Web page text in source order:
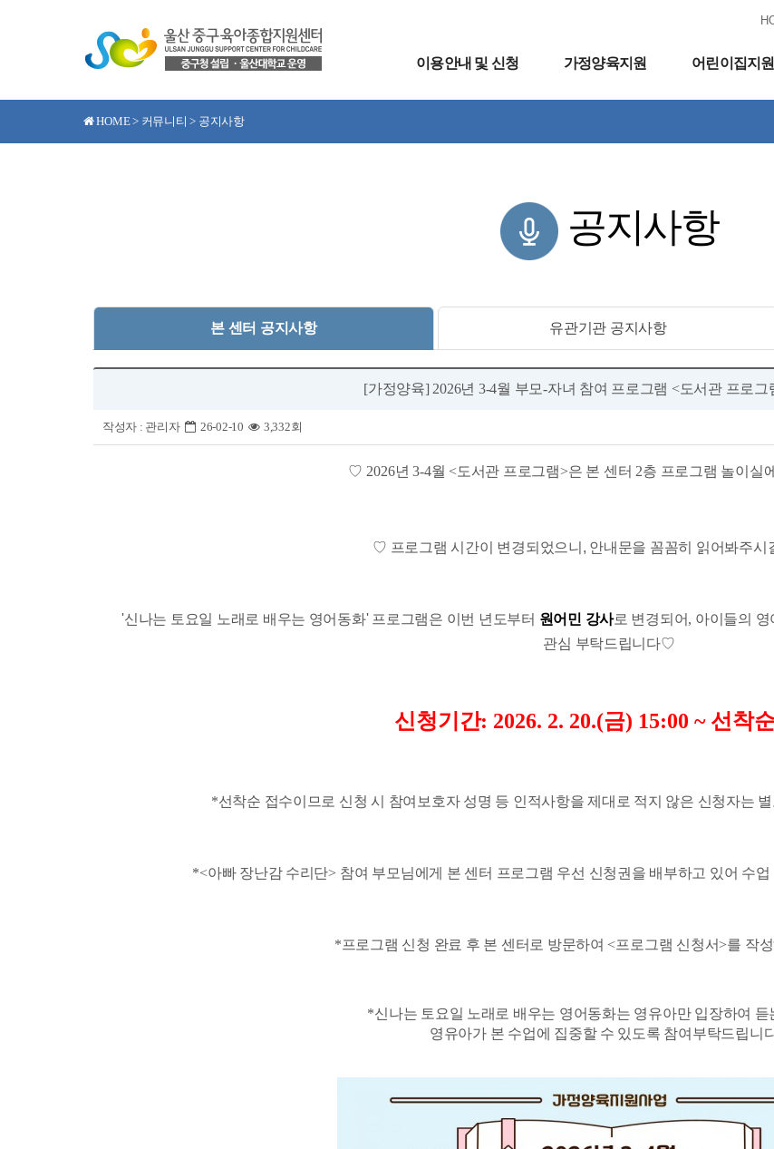
이용안내 및 신청 가정양육지원 어린이집지원
HOME > 커뮤니티 > 공지사항
공지사항
본 센터 공지사항 유관기관 공지사항
[가정양육] 2026년 3-4월 부모-자녀 참여 프로그램 <도서관 프로그
작성자 : 관리자 26-02-10 3,332회
♡ 2026년 3-4월 <도서관 프로그램>은 본 센터 2층 프로그램 놀이실
♡ 프로그램 시간이 변경되었으니, 안내문을 꼼꼼히 읽어봐주시
'신나는 토요일 노래로 배우는 영어동화' 프로그램은 이번 년도부터 원어민 강사로 변경되어, 아이들의
관심 부탁드립니다♡
신청기간: 2026. 2. 20.(금) 15:00 ~ 선착
*선착순 접수이므로 신청 시 참여보호자 성명 등 인적사항을 제대로 적지 않은 신청자는
*<아빠 장난감 수리단> 참여 부모님에게 본 센터 프로그램 우선 신청권을 배부하고 있어 수
*프로그램 신청 완료 후 본 센터로 방문하여 <프로그램 신청서>를 작
*신나는 토요일 노래로 배우는 영어동화는 영유아만 입장하여 듣
영유아가 본 수업에 집중할 수 있도록 참여부탁드립니